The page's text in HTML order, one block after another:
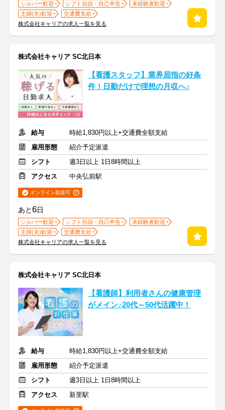
シルバー歓迎 シフト自由・自己申告
未経験者歓迎
主婦(夫)歓迎
交通費支給
株式会社キャリアの求人一覧を見る
株式会社キャリア SC北日本
【看護スタッフ】業界屈指の好条
件！日勤だけで理想の月収へ♪
給与
時給1,830円以上+交通費全額支給
雇用形態
紹介予定派遣
シフト
週3日以上 1日8時間以上
アクセス
中央弘前駅
オンライン面接可
あと6日
シルバー歓迎 シフト自由・自己申告
未経験者歓迎
主婦(夫)歓迎
交通費支給
株式会社キャリアの求人一覧を見る
株式会社キャリア SC北日本
【看護師】利用者さんの健康管理
がメイン♪20代～50代活躍中！
給与
時給1,830円以上+交通費全額支給
雇用形態
紹介予定派遣
シフト
週3日以上 1日8時間以上
アクセス
新里駅